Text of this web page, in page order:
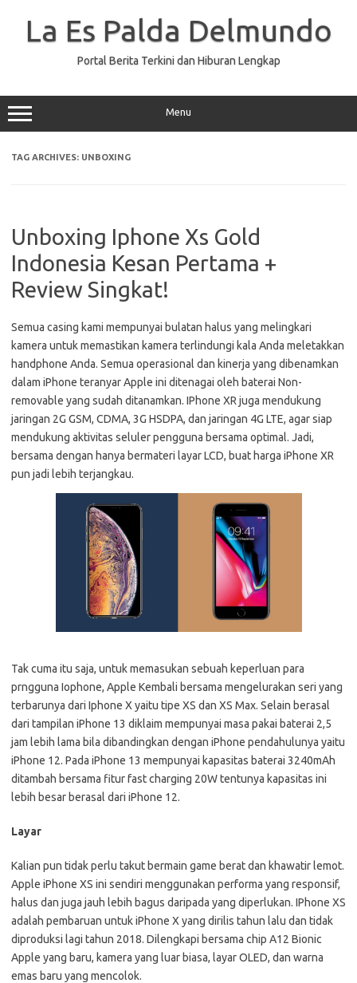
La Es Palda Delmundo
Portal Berita Terkini dan Hiburan Lengkap
Menu
TAG ARCHIVES: UNBOXING
Unboxing Iphone Xs Gold
Indonesia Kesan Pertama +
Review Singkat!
Semua casing kami mempunyai bulatan halus yang melingkari
kamera untuk memastikan kamera terlindungi kala Anda meletakkan
handphone Anda. Semua operasional dan kinerja yang dibenamkan
dalam iPhone teranyar Apple ini ditenagai oleh baterai Non-
removable yang sudah ditanamkan. IPhone XR juga mendukung
jaringan 2G GSM, CDMA, 3G HSDPA, dan jaringan 4G LTE, agar siap
mendukung aktivitas seluler pengguna bersama optimal. Jadi,
bersama dengan hanya bermateri layar LCD, buat harga iPhone XR
pun jadi lebih terjangkau.
Tak cuma itu saja, untuk memasukan sebuah keperluan para
prngguna Iophone, Apple Kembali bersama mengelurakan seri yang
terbarunya dari Iphone X yaitu tipe XS dan XS Max. Selain berasal
dari tampilan iPhone 13 diklaim mempunyai masa pakai baterai 2,5
jam lebih lama bila dibandingkan dengan iPhone pendahulunya yaitu
iPhone 12. Pada iPhone 13 mempunyai kapasitas baterai 3240mAh
ditambah bersama fitur fast charging 20W tentunya kapasitas ini
lebih besar berasal dari iPhone 12.
Layar
Kalian pun tidak perlu takut bermain game berat dan khawatir lemot.
Apple iPhone XS ini sendiri menggunakan performa yang responsif,
halus dan juga jauh lebih bagus daripada yang diperlukan. IPhone XS
adalah pembaruan untuk iPhone X yang dirilis tahun lalu dan tidak
diproduksi lagi tahun 2018. Dilengkapi bersama chip A12 Bionic
Apple yang baru, kamera yang luar biasa, layar OLED, dan warna
emas baru yang mencolok.